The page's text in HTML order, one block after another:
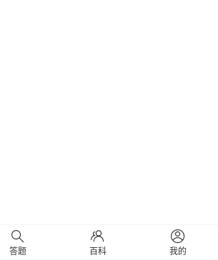
答题 百科 我的